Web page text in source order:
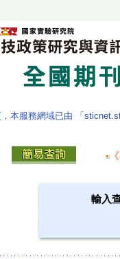
本服務網域已由 「
輸入